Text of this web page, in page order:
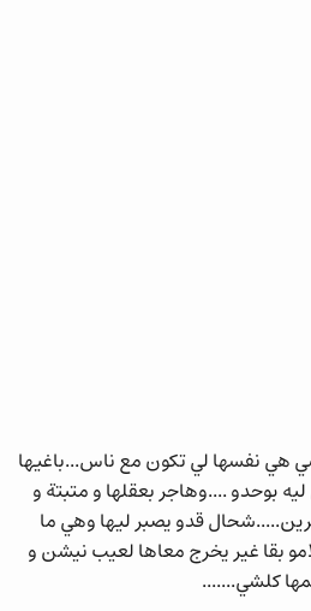
هي نفسها لي تكون مع ناس...باغيها
بوحدو ....وهاجر بعقلها و متبتة و
قدو يصبر ليها وهي ما
بقا غير يخرج معاها لعيب نيشن و
كلشي.......